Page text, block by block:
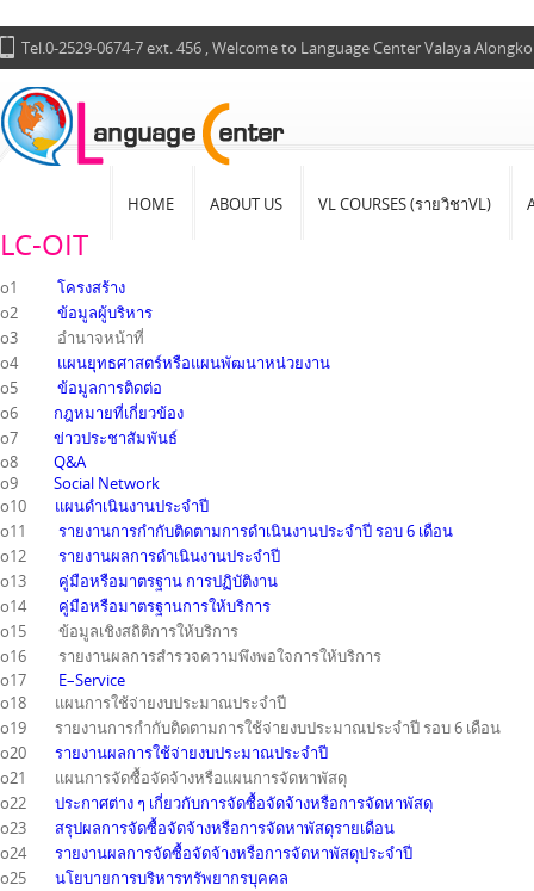
Tel.0-2529-0674-7 ext. 456 , Welcome to Language Center Valaya
HOME ABOUT US VL COURSES (รายวิชาVL)
LC-OIT
o1 โครงสร้าง
o2 ข้อมูลผู้บริหาร
o3 อำนาจหน้าที่
o4 แผนยุทธศาสตร์หรือแผนพัฒนาหน่วยงาน
o5 ข้อมูลการติดต่อ
o6 กฎหมายที่เกี่ยวข้อง
o7 ข่าวประชาสัมพันธ์
o8 Q&A
o9 Social Network
o10 แผนดำเนินงานประจำปี
o11 รายงานการกำกับติดตามการดำเนินงานประจำปี รอบ 6 เดือน
o12 รายงานผลการดำเนินงานประจำปี
o13 คู่มือหรือมาตรฐาน การปฏิบัติงาน
o14 คู่มือหรือมาตรฐานการให้บริการ
o15 ข้อมูลเชิงสถิติการให้บริการ
o16 รายงานผลการสำรวจความพึงพอใจการให้บริการ
o17 E–Service
o18 แผนการใช้จ่ายงบประมาณประจำปี
o19 รายงานการกำกับติดตามการใช้จ่ายงบประมาณประจำปี รอบ 6 เดือน
o20 รายงานผลการใช้จ่ายงบประมาณประจำปี
o21 แผนการจัดซื้อจัดจ้างหรือแผนการจัดหาพัสดุ
o22 ประกาศต่าง ๆ เกี่ยวกับการจัดซื้อจัดจ้างหรือการจัดหาพัสดุ
o23 สรุปผลการจัดซื้อจัดจ้างหรือการจัดหาพัสดุรายเดือน
o24 รายงานผลการจัดซื้อจัดจ้างหรือการจัดหาพัสดุประจำปี
o25 นโยบายการบริหารทรัพยากรบุคคล